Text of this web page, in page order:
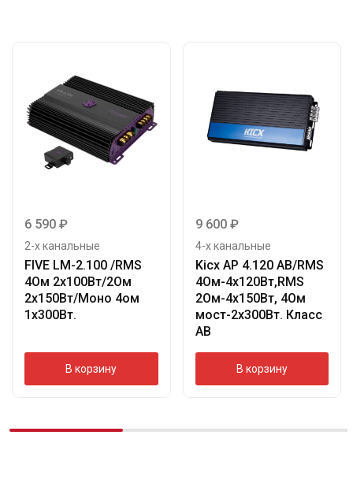
6 590 ₽
2-х канальные
FIVE LM-2.100 /RMS
4Ом 2х100Вт/2Ом
2х150Вт/Моно 4ом
1х300Вт.
В корзину
9 600 ₽
4-х канальные
Kicx AP 4.120 AB/RMS
4Ом-4х120Вт,RMS
2Ом-4х150Вт, 4Ом
мост-2х300Вт. Класс
АВ
В корзину